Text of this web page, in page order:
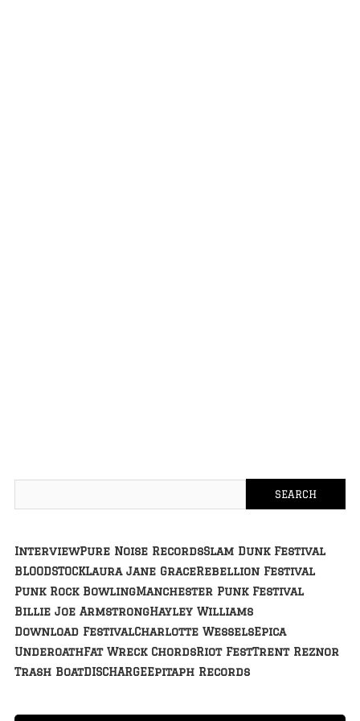
InterviewPure Noise RecordsSlam Dunk Festival
BLOODSTOCKLaura Jane GraceRebellion Festival
Punk Rock BowlingManchester Punk Festival
Billie Joe ArmstrongHayley Williams
Download FestivalCharlotte WesselsEpica
UnderoathFat Wreck ChordsRiot FestTrent Reznor
Trash BoatDISCHARGEEpitaph Records